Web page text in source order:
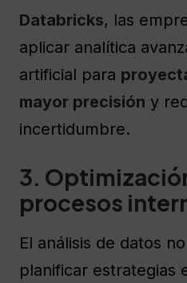
Databricks, las
aplicar analítica
artificial para
mayor precisión y
incertidumbre.
3.
procesos
El análisis de datos
planificar estrategias